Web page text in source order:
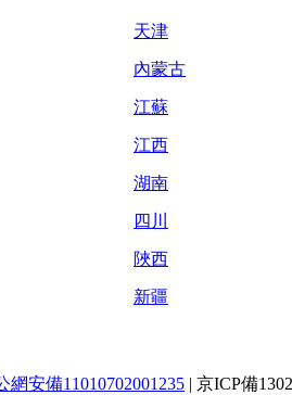
天津
內蒙古
江蘇
江西
湖南
四川
陜西
新疆
網安備11010702001235 | 京ICP備